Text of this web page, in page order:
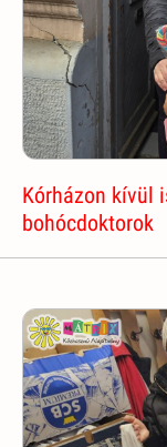
Kórházon kívül
bohócdoktorok